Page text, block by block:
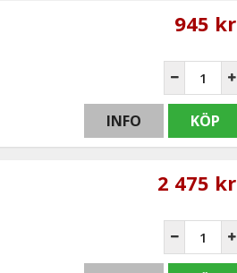
945 kr
INFO KÖP
2 475 kr